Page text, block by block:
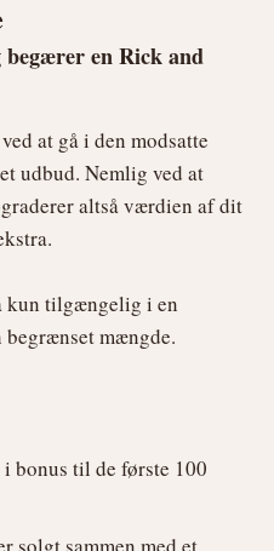
en Rick and
at gå i den modsatte
udbud. Nemlig ved at
altså værdien af dit
kun tilgængelig i en
mængde.
bonus til de første 100
solgt sammen med et